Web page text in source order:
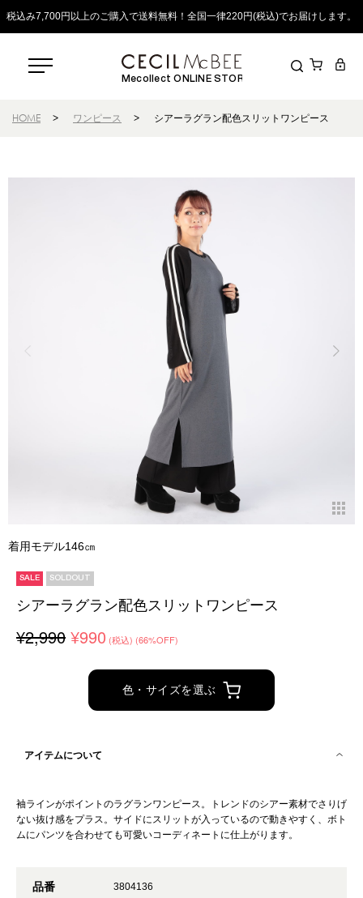
税込み7,700円以上のご購入で送料無料！全国一律220円(税込)でお届けします。
Mecollect ONLINE STORE
HOME > ワンピース > シアーラグラン配色スリットワンピース
着用モデル146㎝
SALE SOLDOUT
シアーラグラン配色スリットワンピース
¥2,990 ¥990 (税込) (66%OFF)
色・サイズを選ぶ
アイテムについて
袖ラインがポイントのラグランワンピース。トレンドのシアー素材でさりげ
ない抜け感をプラス。サイドにスリットが入っているので動きやすく、ボト
ムにパンツを合わせても可愛いコーディネートに仕上がります。
品番 3804136